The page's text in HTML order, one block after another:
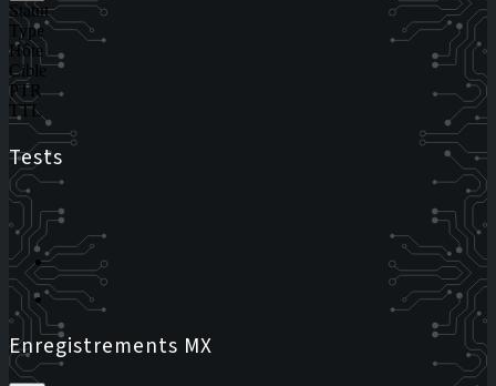
Statut
Type
Hôte
Cible
PTR
TTL
Tests
Enregistrements MX